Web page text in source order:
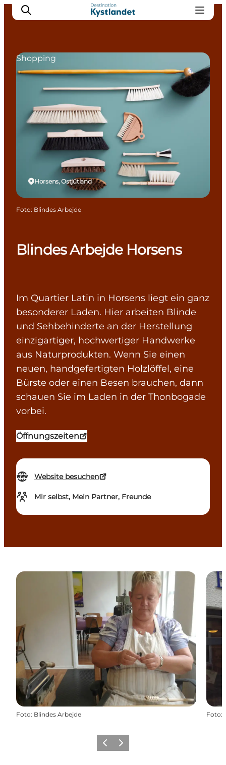
Erlebnisse
Unterkünfte
Camping
Blindes Arbejde Horsens
Im Quartier Latin in Horsens liegt ein ganz
besonderer Laden. Hier arbeiten Blinde
und Sehbehinderte an der Herstellung
einzigartiger, hochwertiger Handwerke
aus Naturprodukten. Wenn Sie einen
neuen, handgefertigten Holzlöffel, eine
Bürste oder einen Besen brauchen, dann
schauen Sie im Laden in der Thonbogade
vorbei.
Öffnungszeiten
Website besuchen
Mir selbst, Mein Partner, Freunde
Horsens, Ostjütland
Shopping
Foto: Blindes Arbejde
Foto: Blindes Arbejde Foto:
ZurückWeiter